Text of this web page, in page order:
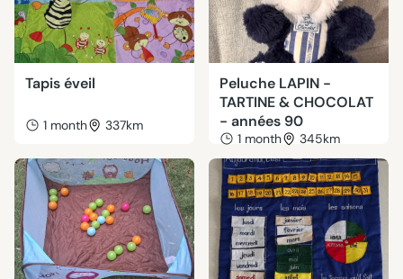
Tapis éveil
1 month 337km
Peluche LAPIN -
TARTINE & CHOCOLAT
- années 90
1 month 345km